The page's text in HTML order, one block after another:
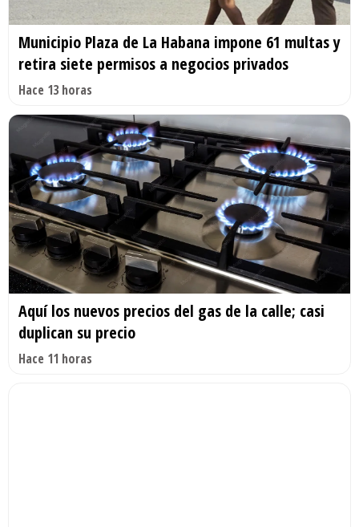
Municipio Plaza de La Habana impone 61 multas y
retira siete permisos a negocios privados
Hace 13 horas
Aquí los nuevos precios del gas de la calle; casi
duplican su precio
Hace 11 horas